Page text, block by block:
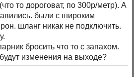
то дороговат, по 300р/метр). А
были с широким
шланг никак не подключить.
бросить что то с запахом.
изменения на выходе?